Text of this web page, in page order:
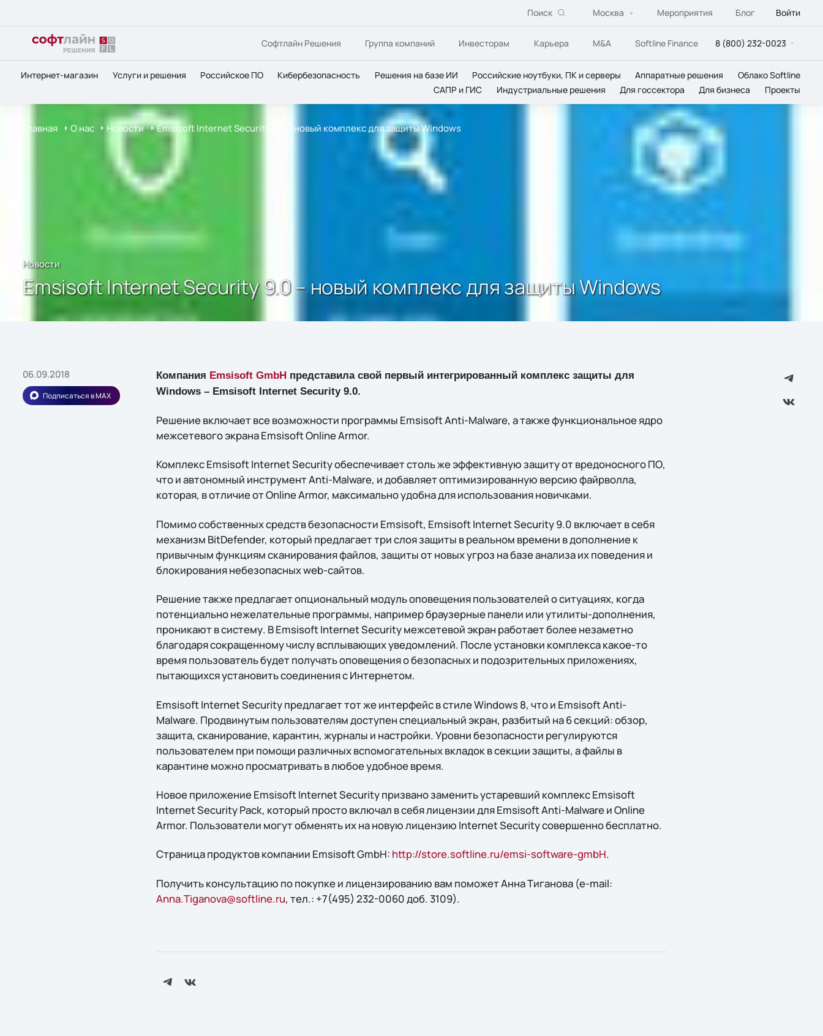
Поиск Москва Мероприятия Блог Войти
Софтлайн Решения Группа компаний Инвесторам Карьера M&A Softline Finance 8 (800) 232-0023
Интернет-магазин Услуги и решения Российское ПО Кибербезопасность Решения на базе ИИ Российские ноутбуки, ПК и серверы Аппаратные решения
Облако Softline
САПР и ГИС
Индустриальные решения Для госсектора Для бизнеса Проекты
Главная О нас Новости Emsisoft Internet Security 9.0 – новый комплекс для защиты Windows
Новости
Emsisoft Internet Security 9.0 – новый комплекс для защиты Windows
06.09.2018
Подписаться в MAX
Компания Emsisoft GmbHпредставила свой первый интегрированный комплекс защиты для
Windows – Emsisoft Internet Security 9.0.
Решение включает все возможности программы Emsisoft Anti-Malware, а также функциональное ядро
межсетевого экрана Emsisoft Online Armor.
Комплекс Emsisoft Internet Security обеспечивает столь же эффективную защиту от вредоносного ПО,
что и автономный инструмент Anti-Malware, и добавляет оптимизированную версию файрволла,
которая, в отличие от Online Armor, максимально удобна для использования новичками.
Помимо собственных средств безопасности Emsisoft, Emsisoft Internet Security 9.0 включает в себя
механизм BitDefender, который предлагает три слоя защиты в реальном времени в дополнение к
привычным функциям сканирования файлов, защиты от новых угроз на базе анализа их поведения и
блокирования небезопасных web-сайтов.
Решение также предлагает опциональный модуль оповещения пользователей о ситуациях, когда
потенциально нежелательные программы, например браузерные панели или утилиты-дополнения,
проникают в систему. В Emsisoft Internet Security межсетевой экран работает более незаметно
благодаря сокращенному числу всплывающих уведомлений. После установки комплекса какое-то
время пользователь будет получать оповещения о безопасных и подозрительных приложениях,
пытающихся установить соединения с Интернетом.
Emsisoft Internet Security предлагает тот же интерфейс в стиле Windows 8, что и Emsisoft Anti-
Malware. Продвинутым пользователям доступен специальный экран, разбитый на 6 секций: обзор,
защита, сканирование, карантин, журналы и настройки. Уровни безопасности регулируются
пользователем при помощи различных вспомогательных вкладок в секции защиты, а файлы в
карантине можно просматривать в любое удобное время.
Новое приложение Emsisoft Internet Security призвано заменить устаревший комплекс Emsisoft
Internet Security Pack, который просто включал в себя лицензии для Emsisoft Anti-Malware и Online
Armor. Пользователи могут обменять их на новую лицензию Internet Security совершенно бесплатно.
Страница продуктов компании Emsisoft GmbH: http://store.softline.ru/emsi-software-gmbH.
Получить консультацию по покупке и лицензированию вам поможет Анна Тиганова (e-mail:
Anna.Tiganova@softline.ru, тел.: +7(495) 232-0060 доб. 3109).